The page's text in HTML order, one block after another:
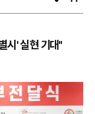
유
스
시' 실현 기대"